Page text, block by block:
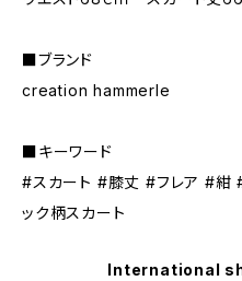
■ブランド
creation hammerle
■キーワード
#スカート #膝丈 #フレア #紺
ック柄スカート
International